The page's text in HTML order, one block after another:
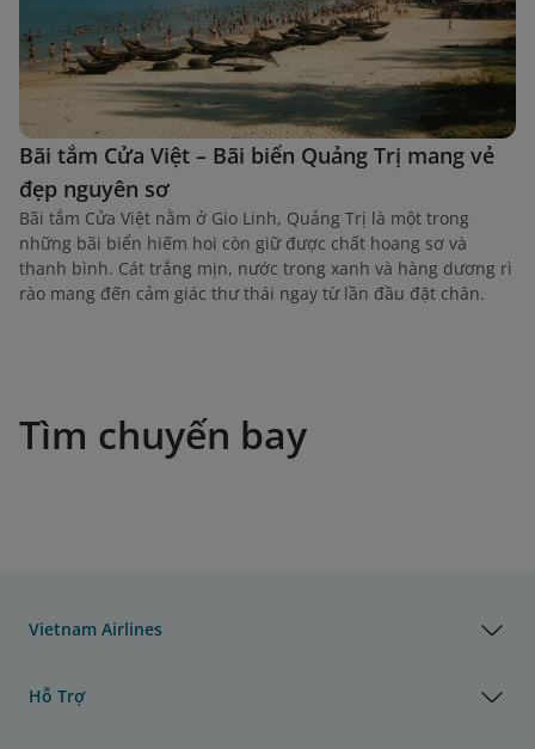
Bãi tắm Cửa Việt – Bãi biển Quảng Trị mang vẻ
đẹp nguyên sơ
Bãi tắm Cửa Việt nằm ở Gio Linh, Quảng Trị là một trong
những bãi biển hiếm hoi còn giữ được chất hoang sơ và
thanh bình. Cát trắng mịn, nước trong xanh và hàng dương rì
rào mang đến cảm giác thư thái ngay từ lần đầu đặt chân.
Tìm chuyến bay
Vietnam Airlines
Hỗ Trợ